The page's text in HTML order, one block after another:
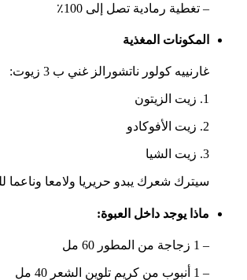
– تغطية رمادية تصل إلى 100٪
المكونات المغذية
غارنييه كولور ناتشورالز غني ب 3 زيوت :
1. زيت الزيتون
2. زيت الأفوكادو
3. زيت الشيا
سيترك شعرك يبدو حريريا ولامعا وناعما
ماذا يوجد داخل العبوة:
– 1 زجاجة من المطور 60 مل
– 1 أنبوب من كريم تلوين الشعر 40 مل